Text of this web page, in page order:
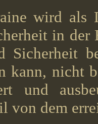
wird als
in
Sicherheit
kann, nicht
und
von dem